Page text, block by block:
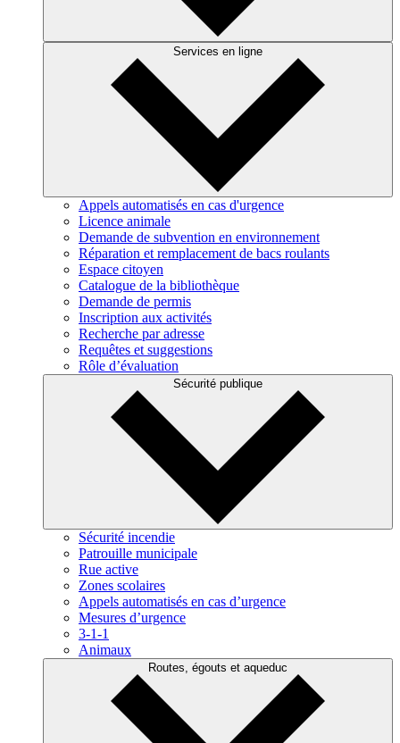
Services en ligne
Appels automatisés en cas d'urgence
Licence animale
Demande de subvention en environnement
Réparation et remplacement de bacs roulants
Espace citoyen
Catalogue de la bibliothèque
Demande de permis
Inscription aux activités
Recherche par adresse
Requêtes et suggestions
Rôle d’évaluation
Sécurité publique
Sécurité incendie
Patrouille municipale
Rue active
Zones scolaires
Appels automatisés en cas d’urgence
Mesures d’urgence
3-1-1
Animaux
Routes, égouts et aqueduc